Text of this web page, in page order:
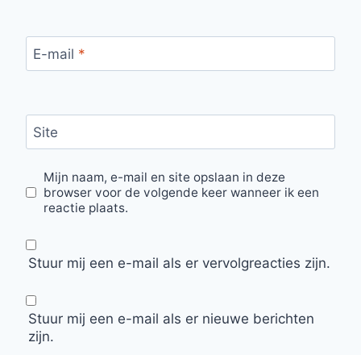
E-mail *
Site
Mijn naam, e-mail en site opslaan in deze
browser voor de volgende keer wanneer ik een
reactie plaats.
Stuur mij een e-mail als er vervolgreacties zijn.
Stuur mij een e-mail als er nieuwe berichten
zijn.